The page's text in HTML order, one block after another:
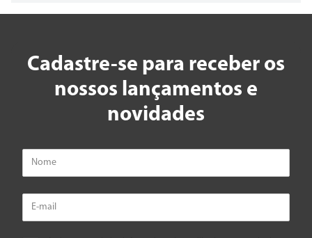
Cadastre-se para receber os
nossos lançamentos e
novidades